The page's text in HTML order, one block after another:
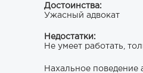
Достоинства:
Ужасный адвокат
Недостатки:
Не умеет работать,
Нахальное поведение